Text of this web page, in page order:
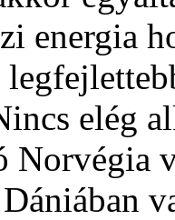
energia
elég
Norvégia